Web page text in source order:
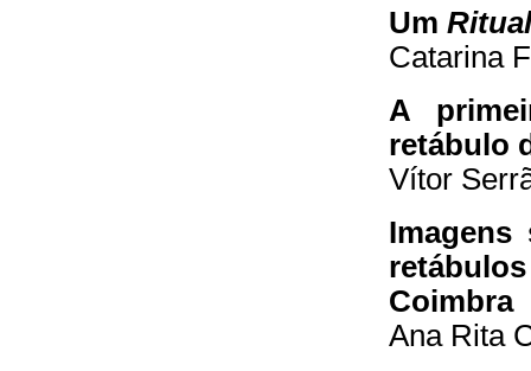
Um Ritual
Catarina
A
retábulo
Vítor
Imagens
Coimbra
Ana Rita